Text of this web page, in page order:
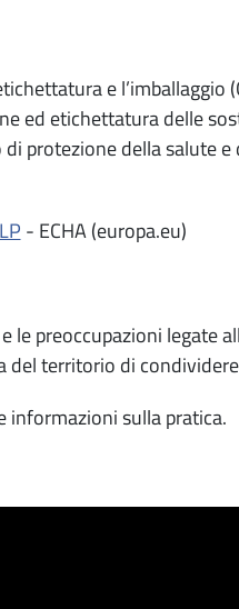
e l’imballaggio
ed etichettatura delle
protezione della salute
- ECHA (europa.eu)
preoccupazioni legate
del territorio di
informazioni sulla pratica.